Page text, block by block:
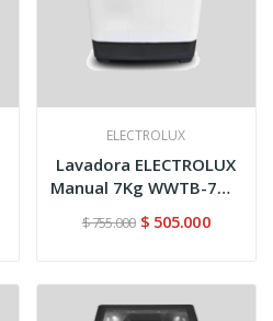
ELECTROLUX
Lavadora ELECTROLUX
Manual 7Kg WWTB-7M6
$ 755.000 $ 505.000